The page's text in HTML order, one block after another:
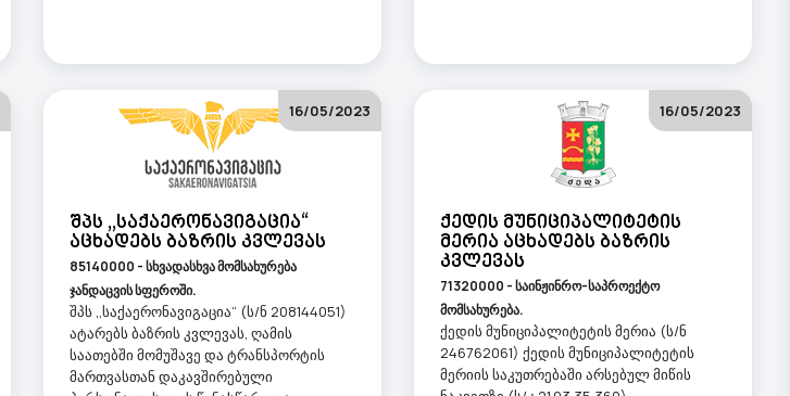
Შპს ,,საქაერონავიგაცია“
Აცხადებს Ბაზრის Კვლევას
85140000 - სხვადასხვა მომსახურება
ჯანდაცვის სფეროში.
16/05/2023
შპს ,,საქაერონავიგაცია“ (ს/ნ 208144051)
ატარებს ბაზრის კვლევას, ღამის
საათებში მომუშავე და ტრანსპორტის
მართვასთან დაკავშირებული
Ქედის Მუნიციპალიტეტის
Მერია Აცხადებს Ბაზრის
Კვლევას
71320000 - საინჟინრო-საპროექტო
მომსახურება.
16/05/2023
ქედის მუნიციპალიტეტის მერია (ს/ნ
246762061) ქედის მუნიციპალიტეტის
მერიის საკუთრებაში არსებულ მიწის